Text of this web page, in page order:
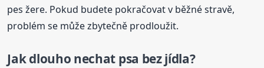
pes žere. Pokud budete pokračovat v běžné stravě,
problém se může zbytečně prodloužit.
Jak dlouho nechat psa bez jídla?